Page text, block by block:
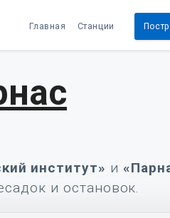
Главная Станции
институт» и
и остановок.